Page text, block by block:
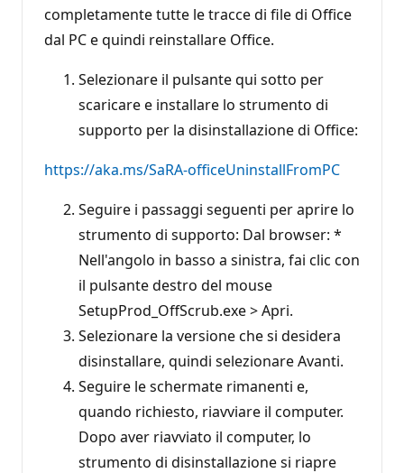
completamente tutte le tracce di file di Office
dal PC e quindi reinstallare Office.
Selezionare il pulsante qui sotto per
scaricare e installare lo strumento di
supporto per la disinstallazione di Office:
https://aka.ms/SaRA-officeUninstallFromPC
Seguire i passaggi seguenti per aprire lo
strumento di supporto: Dal browser: *
Nell'angolo in basso a sinistra, fai clic con
il pulsante destro del mouse
SetupProd_OffScrub.exe > Apri.
Selezionare la versione che si desidera
disinstallare, quindi selezionare Avanti.
Seguire le schermate rimanenti e,
quando richiesto, riavviare il computer.
Dopo aver riavviato il computer, lo
strumento di disinstallazione si riapre